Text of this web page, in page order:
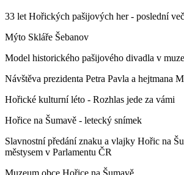
33 let Hořických pašijových her - poslední
Mýto Skláře Šebanov
Model historického pašijového divadla v
Návštěva prezidenta Petra Pavla a hejtmana
Hořické kulturní léto - Rozhlas jede za vámi
Hořice na Šumavě - letecký snímek
Slavnostní předání znaku a vlajky Hořic na
městysem v Parlamentu ČR
Muzeum obce Hořice na Šumavě